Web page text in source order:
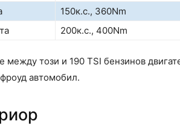
150к.с., 360Nm
200к.с., 400Nm
между този и 190 TSI бензинов
автомобил.